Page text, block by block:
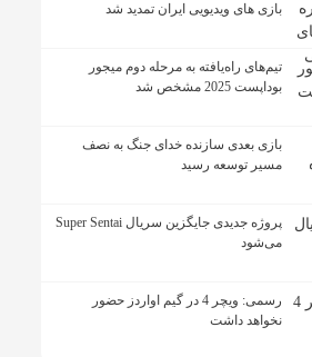
بازی های ویدیویی ایران تمدید شد
تیم‌های راه‌یافته به مرحله دوم میجور
بوداپست 2025 مشخص شد
بازی بعدی سازنده خدای جنگ به نصف
مسیر توسعه رسید
پروژه جدیدی جایگزین سریال Super Sentai
می‌شود
رسمی: ویچر 4 در گیم اواردز حضور
نخواهد داشت